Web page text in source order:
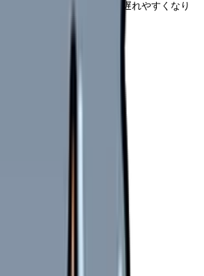
報が分断されると、発見が遅れやすくなり
確認したいこと
る場合、次を確認します。
るか
様の症状がある人